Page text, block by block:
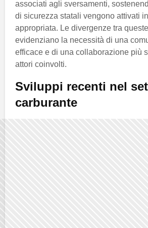
associati agli sversamenti,
di sicurezza statali vengono attivati
appropriata. Le divergenze tra
evidenziano la necessità di una
efficace e di una collaborazione più
attori coinvolti.
Sviluppi recenti nel
carburante